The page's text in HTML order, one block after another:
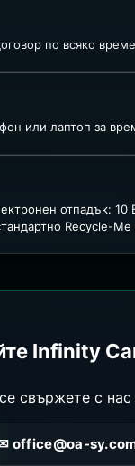
по всяко
или лаптоп за
отпадък:
Recycle-
Infinity
свържете с
office@oa-